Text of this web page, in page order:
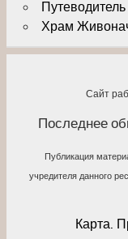
Храм
Сайт
Последнее
Публикация
учредителя данного
Карта.